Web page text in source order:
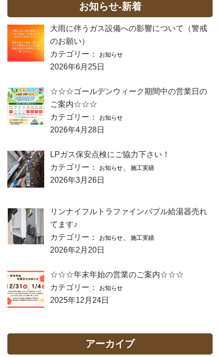
お知らせ-新着
大雨に伴うガス設備への影響について（警戒
のお願い）
カテゴリー：
お知らせ
2026年6月25日
☆☆☆ゴールデンウィーク期間中の営業日の
ご案内☆☆☆
カテゴリー：
お知らせ
2026年4月28日
LPガス保安点検にご協力下さい！
カテゴリー：
お知らせ 施工実績
2026年3月26日
リンナイフルトラファインバブル給湯器売れ
てます♪
カテゴリー：
お知らせ 施工実績
2026年2月20日
☆☆☆年末年始の営業のご案内☆☆☆
カテゴリー：
お知らせ
2025年12月24日
アーカイブ